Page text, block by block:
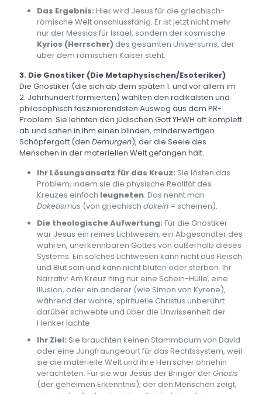
Das Ergebnis: Hier wird Jesus für die griechisch-
römische Welt anschlussfähig. Er ist jetzt nicht mehr
nur der Messias für Israel, sondern der kosmische
Kyrios (Herrscher) des gesamten Universums, der
über dem römischen Kaiser steht.
3. Die Gnostiker (Die Metaphysischen/Esoteriker)
Die Gnostiker (die sich ab dem späten 1. und vor allem im
2. Jahrhundert formierten) wählten den radikalsten und
philosophisch faszinierendsten Ausweg aus dem PR-
Problem. Sie lehnten den jüdischen Gott YHWH oft komplett
ab und sahen in ihm einen blinden, minderwertigen
Schöpfergott (den Demurgen), der die Seele des
Menschen in der materiellen Welt gefangen hält.
Ihr Lösungsansatz für das Kreuz: Sie lösten das
Problem, indem sie die physische Realität des
Kreuzes einfach leugneten. Das nennt man
Doketismus (von griechisch dokein = scheinen).
Die theologische Aufwertung: Für die Gnostiker
war Jesus ein reines Lichtwesen, ein Abgesandter des
wahren, unerkennbaren Gottes von außerhalb dieses
Systems. Ein solches Lichtwesen kann nicht aus Fleisch
und Blut sein und kann nicht bluten oder sterben. Ihr
Narrativ: Am Kreuz hing nur eine Schein-Hülle, eine
Illusion, oder ein anderer (wie Simon von Kyrene),
während der wahre, spirituelle Christus unberührt
darüber schwebte und über die Unwissenheit der
Henker lachte.
Ihr Ziel: Sie brauchten keinen Stammbaum von David
oder eine Jungfraungeburt für das Rechtssystem, weil
sie die materielle Welt und ihre Herrscher ohnehin
verachteten. Für sie war Jesus der Bringer derGnosis
(der geheimen Erkenntnis), der den Menschen zeigt,